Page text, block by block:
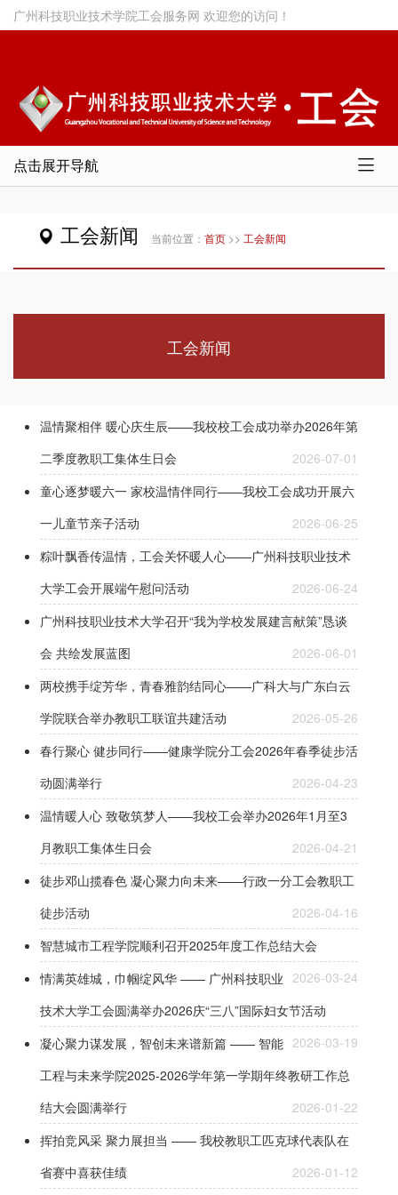
广州科技职业技术学院工会服务网 欢迎您的访问！
点击展开导航 
网站首页
工会新闻工会新闻 当前位置： 首页 >> 工会新闻
工会新闻
温情聚相伴 暖心庆生辰——我校校工会成功举办2026年第
二季度教职工集体生日会
2026-07-01
童心逐梦暖六一 家校温情伴同行——我校工会成功开展六
一儿童节亲子活动
2026-06-25
粽叶飘香传温情，工会关怀暖人心——广州科技职业技术
大学工会开展端午慰问活动
2026-06-24
广州科技职业技术大学召开“我为学校发展建言献策”恳谈
会 共绘发展蓝图
2026-06-01
两校携手绽芳华，青春雅韵结同心——广科大与广东白云
学院联合举办教职工联谊共建活动
2026-05-26
春行聚心 健步同行——健康学院分工会2026年春季徒步活
动圆满举行
2026-04-23
温情暖人心 致敬筑梦人——我校工会举办2026年1月至3
月教职工集体生日会
2026-04-21
徒步邓山揽春色 凝心聚力向未来——行政一分工会教职工
徒步活动
2026-04-16
智慧城市工程学院顺利召开2025年度工作总结大会
2026-03-24
情满英雄城，巾帼绽风华 —— 广州科技职业
技术大学工会圆满举办2026庆“三八”国际妇女节活动
2026-03-19
凝心聚力谋发展，智创未来谱新篇 —— 智能
工程与未来学院2025-2026学年第一学期年终教研工作总
结大会圆满举行
2026-01-22
挥拍竞风采 聚力展担当 —— 我校教职工匹克球代表队在
省赛中喜获佳绩
2026-01-12